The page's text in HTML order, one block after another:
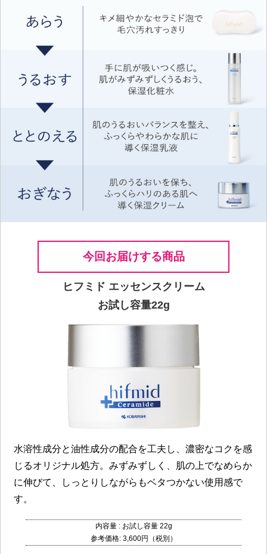
今回お届けする商品
ヒフミド エッセンスクリーム
お試し容量22g
水溶性成分と油性成分の配合を工夫し、濃密なコクを感
じるオリジナル処方。みずみずしく、肌の上でなめらか
に伸びて、しっとりしながらもベタつかない使用感で
す。
内容量 : お試し容量 22g
参考価格: 3,600円（税別）